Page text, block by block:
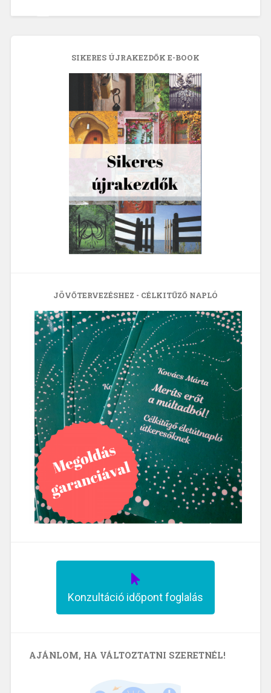
SIKERES ÚJRAKEZDŐK E-BOOK
JÖVŐTERVEZÉSHEZ - CÉLKITŰZŐ NAPLÓ
Konzultáció időpont foglalás
AJÁNLOM, HA VÁLTOZTATNI SZERETNÉL!